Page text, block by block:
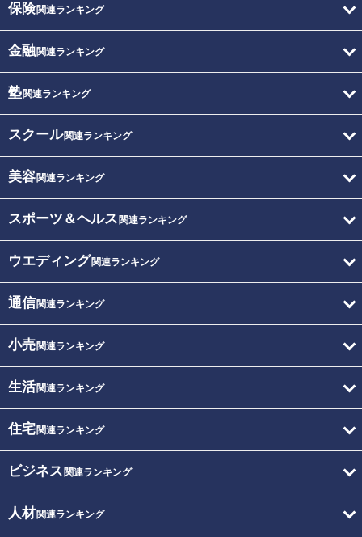
保険関連ランキング
金融関連ランキング
塾関連ランキング
スクール関連ランキング
美容関連ランキング
スポーツ＆ヘルス 関連ランキング
ウエディング関連ランキング
通信関連ランキング
小売関連ランキング
生活関連ランキング
住宅関連ランキング
ビジネス 関連ランキング
人材関連ランキング